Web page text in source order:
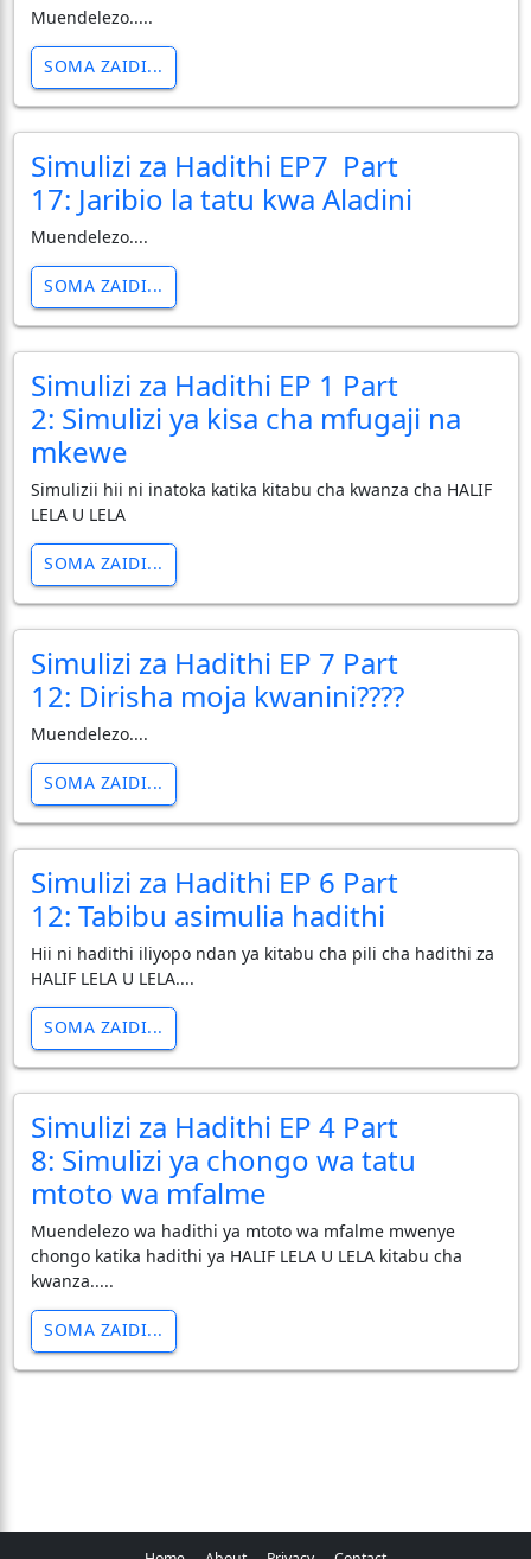
Muendelezo.....
SOMA ZAIDI...
Simulizi za Hadithi EP7 Part
17: Jaribio la tatu kwa Aladini
Muendelezo....
SOMA ZAIDI...
Simulizi za Hadithi EP 1 Part
2: Simulizi ya kisa cha mfugaji na
mkewe
Simulizii hii ni inatoka katika kitabu cha kwanza cha HALIF
LELA U LELA
SOMA ZAIDI...
Simulizi za Hadithi EP 7 Part
12: Dirisha moja kwanini????
Muendelezo....
SOMA ZAIDI...
Simulizi za Hadithi EP 6 Part
12: Tabibu asimulia hadithi
Hii ni hadithi iliyopo ndan ya kitabu cha pili cha hadithi za
HALIF LELA U LELA....
SOMA ZAIDI...
Simulizi za Hadithi EP 4 Part
8: Simulizi ya chongo wa tatu
mtoto wa mfalme
Muendelezo wa hadithi ya mtoto wa mfalme mwenye
chongo katika hadithi ya HALIF LELA U LELA kitabu cha
kwanza.....
SOMA ZAIDI...